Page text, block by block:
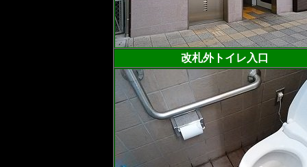
改札外トイレ入口